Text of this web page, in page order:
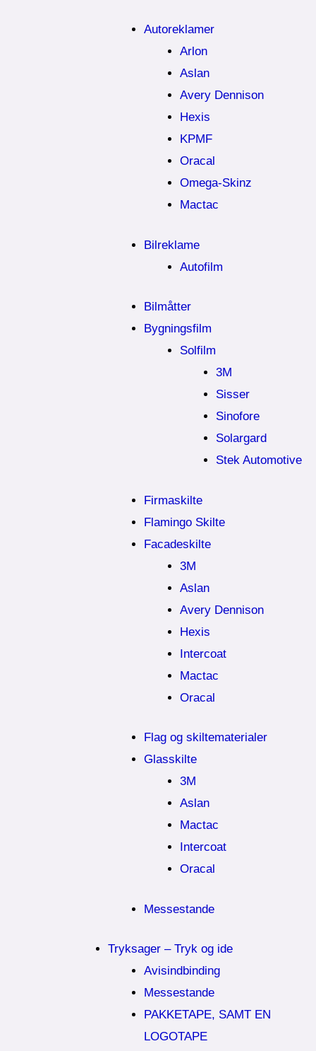
Autoreklamer
Arlon
Aslan
Avery Dennison
Hexis
KPMF
Oracal
Omega-Skinz
Mactac
Bilreklame
Autofilm
Bilmåtter
Bygningsfilm
Solfilm
3M
Sisser
Sinofore
Solargard
Stek Automotive
Firmaskilte
Flamingo Skilte
Facadeskilte
3M
Aslan
Avery Dennison
Hexis
Intercoat
Mactac
Oracal
Flag og skiltematerialer
Glasskilte
3M
Aslan
Mactac
Intercoat
Oracal
Messestande
Tryksager – Tryk og ide
Avisindbinding
Messestande
PAKKETAPE, SAMT EN
LOGOTAPE